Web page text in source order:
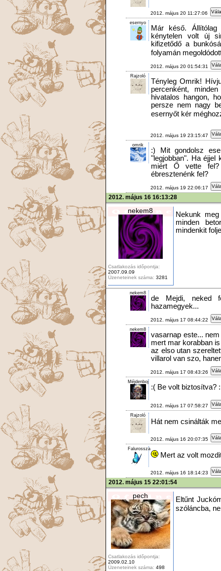
2012. május 20 11:27:06
esernyo
Már késő.
kénytelen volt új
kifizetődő a
folyamán
2012. május 20 01:54:31
Rajzoló
Tényleg Omrik!
percenként,
hivatalos hangon,
persze nem nagy
esernyőt kér
2012. május 19 23:15:47
omrik
:) Mit gondolsz
"legjobban". Ha éjjel
miért Ő vette
ébresztenénk fel?
2012. május 19 22:06:17
2012. május 16 16:13:28
nekem8
Csatlakozás időpontja:
2007.09.09
Üzeneteinek száma: 3281
Nekunk
minden
mindenkit
nekem8
de Mejdi, neked
hazamegyek...
2012. május 17 08:44:22
nekem8
vasarnap este...
mert mar korabban
az elso utan
villarol van szo,
2012. május 17 08:43:26
Méjdenboj
:( Be volt biztosítva?
2012. május 17 07:58:27
Rajzoló
Hát nem csinálták
2012. május 16 20:07:35
Falurossza
Mert az volt
2012. május 16 18:14:23
2012. május 15 22:01:54
pech
Csatlakozás időpontja:
2009.02.10
Üzeneteinek száma: 498
Eltűnt
szóláncba,